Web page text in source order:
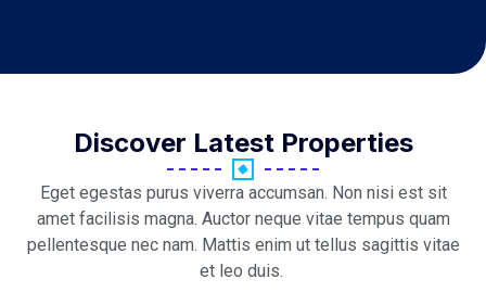
Discover Latest Properties
Eget egestas purus viverra accumsan. Non nisi est sit
amet facilisis magna. Auctor neque vitae tempus quam
pellentesque nec nam. Mattis enim ut tellus sagittis vitae
et leo duis.